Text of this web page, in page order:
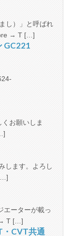
し）」と呼ばれ
→ T […]
GC221
お願いしま
ます。よろし
ーターが載っ
→ T […]
・CVT共通